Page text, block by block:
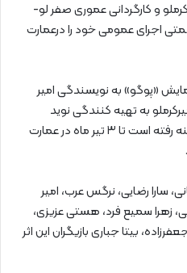
و کارگردانی عموری صفر لو-
اجرای عمومی خود را درعمارت
«پوگو» به نویسندگی امیر
به تهیه کنندگی نوید
عصمتی که از روز ۱۶ خرداد روی صحنه رفته است تا ۳ تیر ماه در عمارت
سارا رضایی، نرگس عرب، امیر
زهرا سمیع فرد، هستی عزیزی،
بیتا جباری بازیگران این اثر